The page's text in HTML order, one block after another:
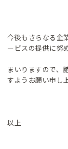
今後もさらなる企
ービスの提供に努
まいりますので、
すようお願い申し
以上